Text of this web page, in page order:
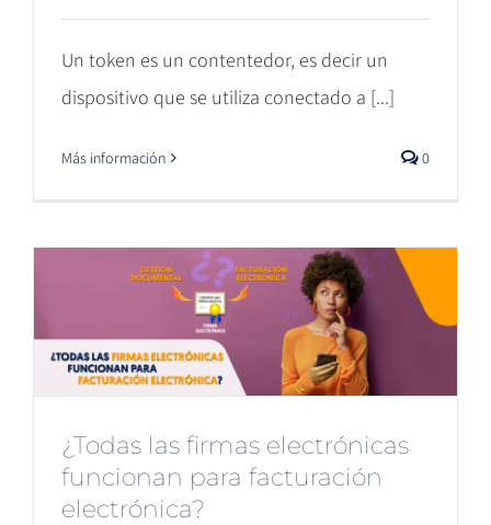
Un token es un contentedor, es decir un
dispositivo que se utiliza conectado a [...]
Más información 0
¿Todas las firmas electrónicas
funcionan para facturación
electrónica?